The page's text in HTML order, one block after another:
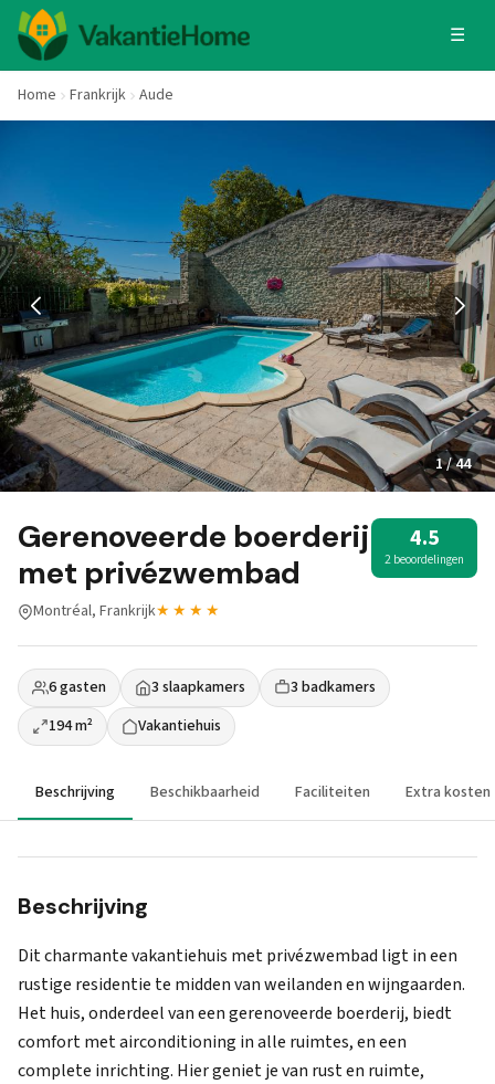
☰
Home Frankrijk Aude
1 / 44
Gerenoveerde boerderij
met privézwembad
4.5
2 beoordelingen
Montréal, Frankrijk★★★★
6 gasten 3 slaapkamers
3 badkamers
194 m²
Vakantiehuis
Beschrijving Beschikbaarheid Faciliteiten Extra kosten
Beschrijving
Dit charmante vakantiehuis met privézwembad ligt in een
rustige residentie te midden van weilanden en wijngaarden.
Het huis, onderdeel van een gerenoveerde boerderij, biedt
comfort met airconditioning in alle ruimtes, en een
complete inrichting. Hier geniet je van rust en ruimte,